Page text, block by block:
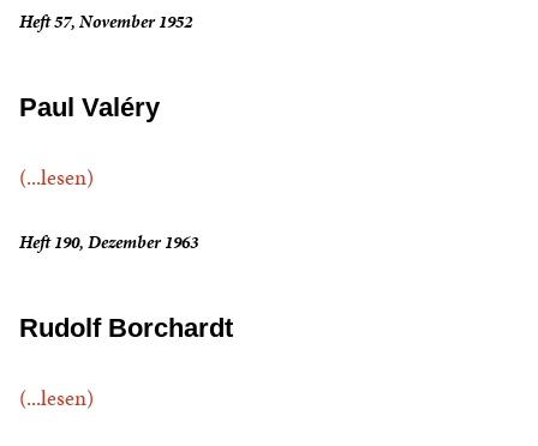
Heft 57, November 1952
Paul Valéry
(...lesen)
Heft 190, Dezember 1963
Rudolf Borchardt
(...lesen)